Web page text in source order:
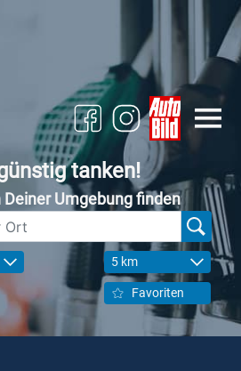
tanken!
Umgebung finden
5 km
Favoriten